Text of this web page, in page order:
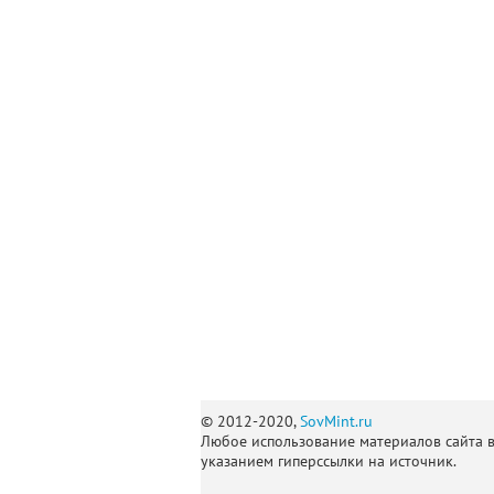
© 2012-2020,SovMint.ru
Любое использование материалов сайта
указанием гиперссылки на источник.